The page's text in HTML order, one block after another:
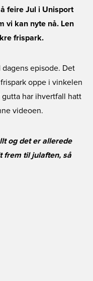
feire Jul i Unisport
vi kan nyte nå. Len
frispark.
episode. Det
oppe i vinkelen
gutta har ihvertfall hatt
videoen.
og det er allerede
frem til julaften, så